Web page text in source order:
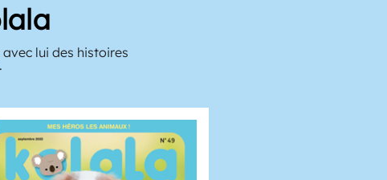
lui des histoires